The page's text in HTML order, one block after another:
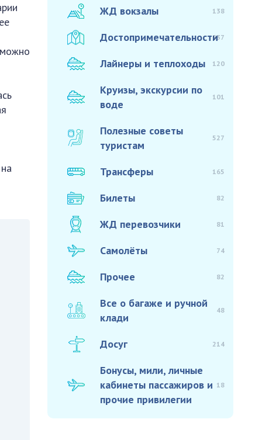
ЖД вокзалы 138
Достопримечательности937
Лайнеры и теплоходы 120
Круизы, экскурсии по
воде
101
Полезные советы
туристам
527
Трансферы 165
Билеты 82
ЖД перевозчики 81
Самолёты 74
Прочее 82
Все о багаже и ручной
клади
48
Досуг 214
Бонусы, мили, личные
кабинеты пассажиров и
прочие привилегии
18